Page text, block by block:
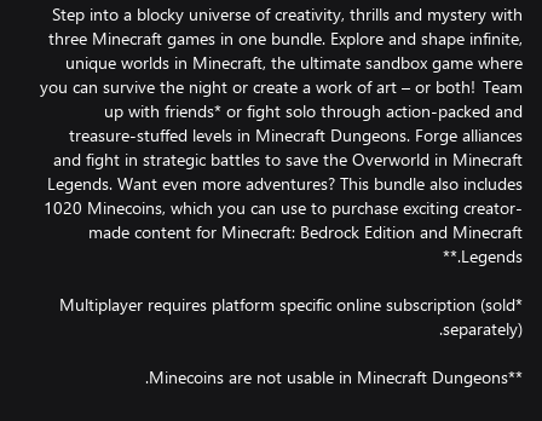
Step into a blocky universe of creativity, thrills and mystery with
three Minecraft games in one bundle. Explore and shape infinite,
unique worlds in Minecraft, the ultimate sandbox game where
you can survive the night or create a work of art – or both! Team
up with friends* or fight solo through action-packed and
treasure-stuffed levels in Minecraft Dungeons. Forge alliances
and fight in strategic battles to save the Overworld in Minecraft
Legends. Want even more adventures? This bundle also includes
1020 Minecoins, which you can use to purchase exciting creator-
made content for Minecraft: Bedrock Edition and Minecraft
*Multiplayer requires platform specific online subscription (sold